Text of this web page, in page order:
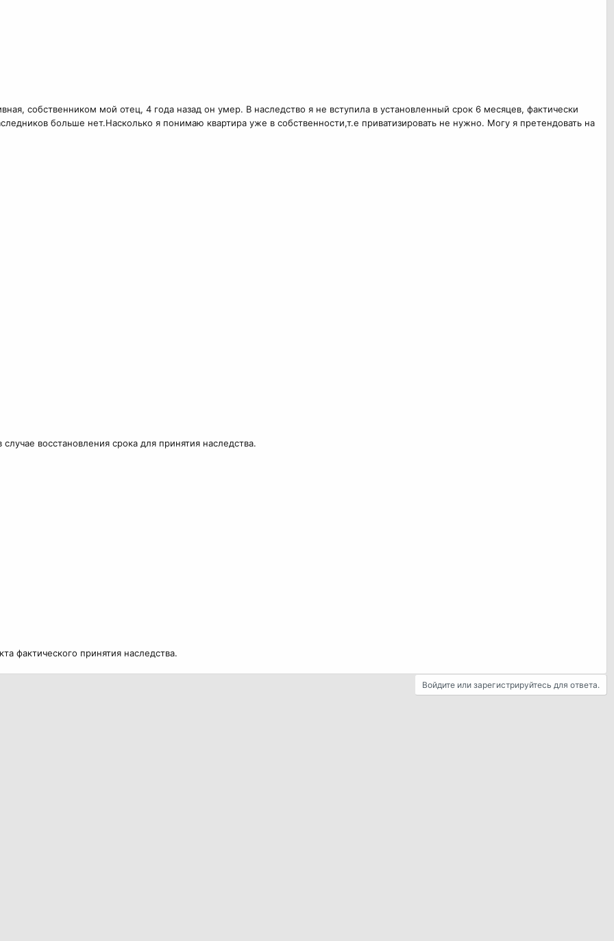
собственником мой отец, 4 года назад он умер. В наследство я не вступила в установленный срок 6 месяцев, фактически
больше нет.Насколько я понимаю квартира уже в собственности,т.е приватизировать не нужно. Могу я претендовать на
восстановления срока для принятия наследства.
фактического принятия наследства.
Войдите или зарегистрируйтесь для ответа.